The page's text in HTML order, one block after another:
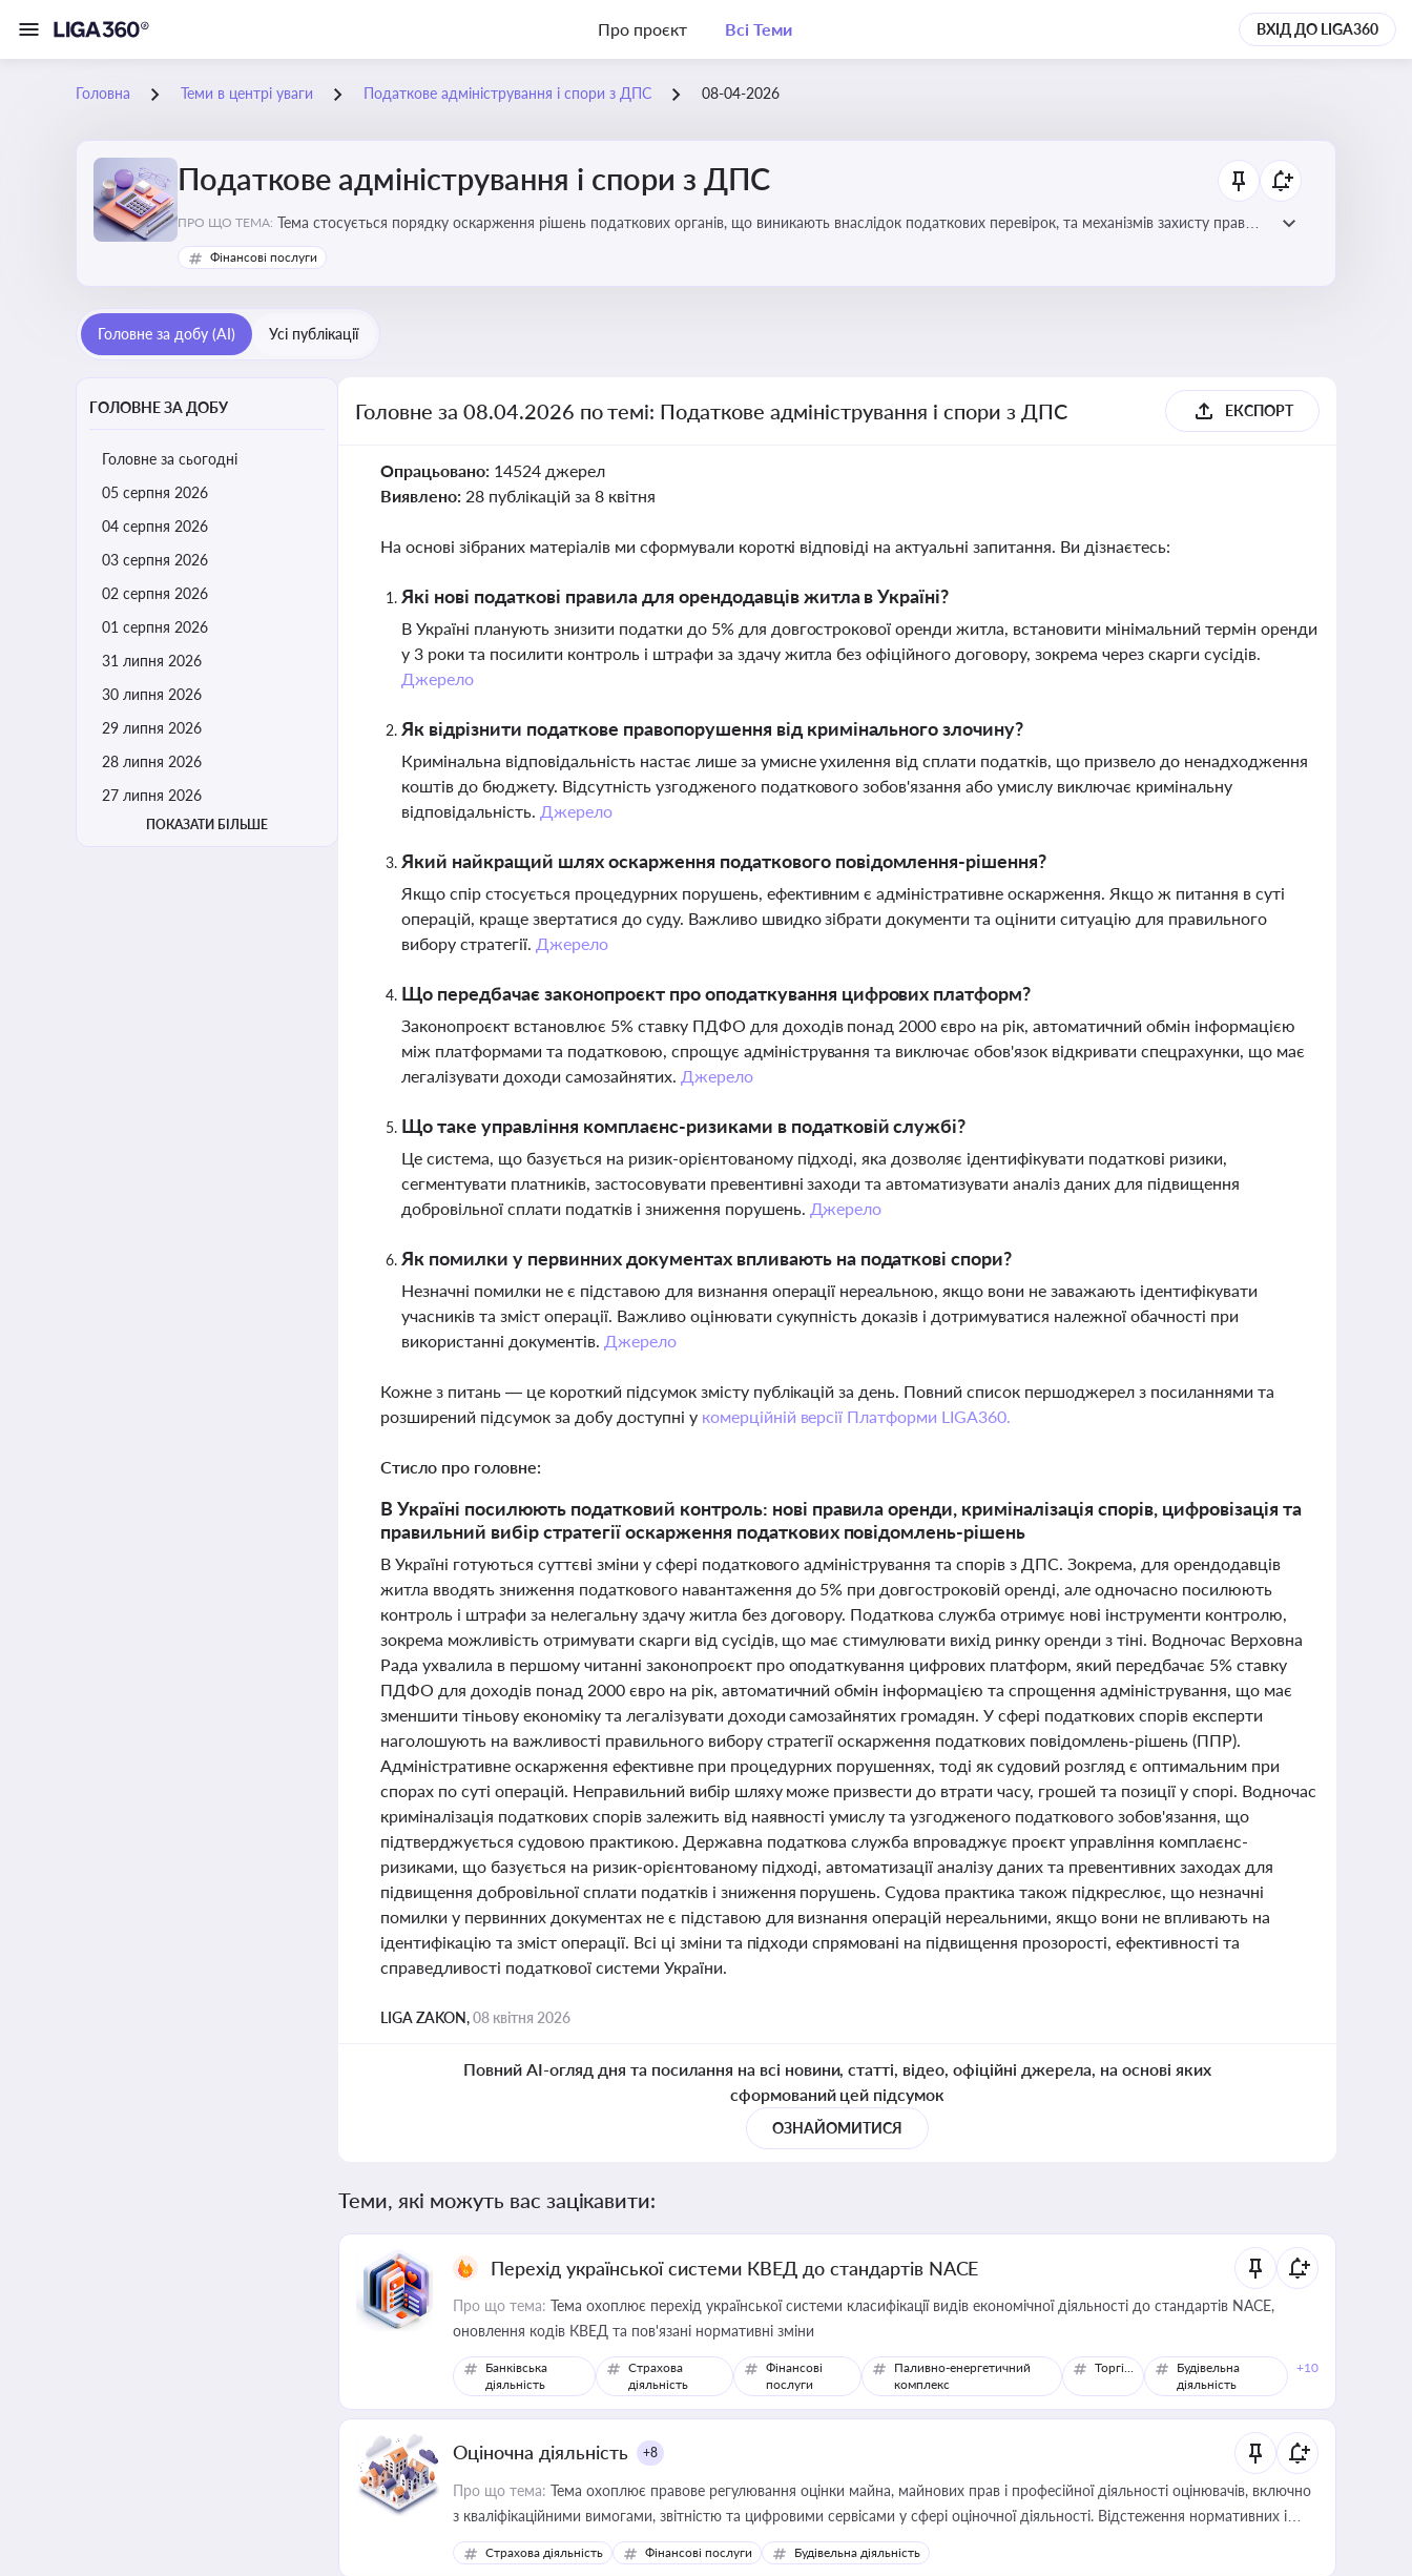
Про проєкт Всі Теми ВХІД ДО LIGA360
Головна Теми в центрі уваги Податкове адміністрування і спори з ДПС 08-04-2026
Податкове адміністрування і спори з ДПС
ПРО ЩО ТЕМА: Тема стосується порядку оскарження рішень податкових органів, що виникають внаслідок податкових перевірок, та механізмів захисту прав
платників податків
Фінансові послуги
Головне за добу (AI) Усі публікації
ГОЛОВНЕ ЗА ДОБУ
Головне за сьогодні
05 серпня 2026
04 серпня 2026
03 серпня 2026
02 серпня 2026
01 серпня 2026
31 липня 2026
30 липня 2026
29 липня 2026
28 липня 2026
27 липня 2026
ПОКАЗАТИ БІЛЬШЕ
Головне за 08.04.2026 по темі: Податкове адміністрування і спори з ДПС ЕКСПОРТ
Опрацьовано: 14524 джерел
Виявлено: 28 публікацій за 8 квітня
На основі зібраних матеріалів ми сформували короткі відповіді на актуальні запитання. Ви дізнаєтесь:
Які нові податкові правила для орендодавців житла в Україні?
В Україні планують знизити податки до 5% для довгострокової оренди житла, встановити мінімальний термін оренди
у 3 роки та посилити контроль і штрафи за здачу житла без офіційного договору, зокрема через скарги сусідів.
Джерело
Як відрізнити податкове правопорушення від кримінального злочину?
Кримінальна відповідальність настає лише за умисне ухилення від сплати податків, що призвело до ненадходження
коштів до бюджету. Відсутність узгодженого податкового зобов'язання або умислу виключає кримінальну
відповідальність. Джерело
Який найкращий шлях оскарження податкового повідомлення-рішення?
Якщо спір стосується процедурних порушень, ефективним є адміністративне оскарження. Якщо ж питання в суті
операцій, краще звертатися до суду. Важливо швидко зібрати документи та оцінити ситуацію для правильного
вибору стратегії. Джерело
Що передбачає законопроєкт про оподаткування цифрових платформ?
Законопроєкт встановлює 5% ставку ПДФО для доходів понад 2000 євро на рік, автоматичний обмін інформацією
між платформами та податковою, спрощує адміністрування та виключає обов'язок відкривати спецрахунки, що має
легалізувати доходи самозайнятих. Джерело
Що таке управління комплаєнс-ризиками в податковій службі?
Це система, що базується на ризик-орієнтованому підході, яка дозволяє ідентифікувати податкові ризики,
сегментувати платників, застосовувати превентивні заходи та автоматизувати аналіз даних для підвищення
добровільної сплати податків і зниження порушень. Джерело
Як помилки у первинних документах впливають на податкові спори?
Незначні помилки не є підставою для визнання операції нереальною, якщо вони не заважають ідентифікувати
учасників та зміст операції. Важливо оцінювати сукупність доказів і дотримуватися належної обачності при
використанні документів. Джерело
Кожне з питань — це короткий підсумок змісту публікацій за день. Повний список першоджерел з посиланнями та
розширений підсумок за добу доступні у комерційній версії Платформи LIGA360.
Стисло про головне:
В Україні посилюють податковий контроль: нові правила оренди, криміналізація спорів, цифровізація та
правильний вибір стратегії оскарження податкових повідомлень-рішень
В Україні готуються суттєві зміни у сфері податкового адміністрування та спорів з ДПС. Зокрема, для орендодавців
житла вводять зниження податкового навантаження до 5% при довгостроковій оренді, але одночасно посилюють
контроль і штрафи за нелегальну здачу житла без договору. Податкова служба отримує нові інструменти контролю,
зокрема можливість отримувати скарги від сусідів, що має стимулювати вихід ринку оренди з тіні. Водночас Верховна
Рада ухвалила в першому читанні законопроєкт про оподаткування цифрових платформ, який передбачає 5% ставку
ПДФО для доходів понад 2000 євро на рік, автоматичний обмін інформацією та спрощення адміністрування, що має
зменшити тіньову економіку та легалізувати доходи самозайнятих громадян. У сфері податкових спорів експерти
наголошують на важливості правильного вибору стратегії оскарження податкових повідомлень-рішень (ППР).
Адміністративне оскарження ефективне при процедурних порушеннях, тоді як судовий розгляд є оптимальним при
спорах по суті операцій. Неправильний вибір шляху може призвести до втрати часу, грошей та позиції у спорі. Водночас
криміналізація податкових спорів залежить від наявності умислу та узгодженого податкового зобов'язання, що
підтверджується судовою практикою. Державна податкова служба впроваджує проєкт управління комплаєнс-
ризиками, що базується на ризик-орієнтованому підході, автоматизації аналізу даних та превентивних заходах для
підвищення добровільної сплати податків і зниження порушень. Судова практика також підкреслює, що незначні
помилки у первинних документах не є підставою для визнання операцій нереальними, якщо вони не впливають на
ідентифікацію та зміст операції. Всі ці зміни та підходи спрямовані на підвищення прозорості, ефективності та
справедливості податкової системи України.
LIGA ZAKON,08 квітня 2026
Повний AI-огляд дня та посилання на всі новини, статті, відео, офіційні джерела, на основі яких
сформований цей підсумок
ОЗНАЙОМИТИСЯ
Теми, які можуть вас зацікавити:
Перехід української системи КВЕД до стандартів NACE
Про що тема: Тема охоплює перехід української системи класифікації видів економічної діяльності до стандартів NACE,
оновлення кодів КВЕД та пов'язані нормативні зміни
Банківська
діяльність
Страхова
діяльність
Фінансові
послуги
Паливно-енергетичний
комплекс
Торгівля
Будівельна
діяльність
+10
Оціночна діяльність +8
Про що тема: Тема охоплює правове регулювання оцінки майна, майнових прав і професійної діяльності оцінювачів, включно
з кваліфікаційними вимогами, звітністю та цифровими сервісами у сфері оціночної діяльності. Відстеження нормативних і
медійних змін у цій сфері корисне для власника бізнесу, керівника, юриста або бухгалтера під час оподаткування,
приватизації, оренди державного майна, корпоративних угод і перевірки статусу суб'єктів оціночної діяльності
Страхова діяльність Фінансові послуги Будівельна діяльність